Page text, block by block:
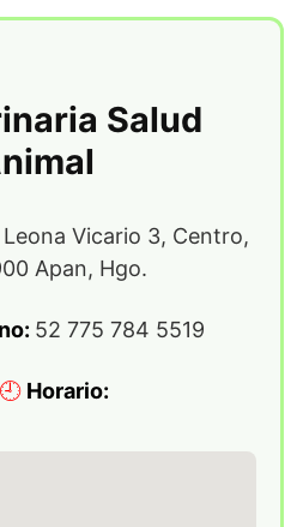
Salud
Leona Vicario 3, Centro,
Apan, Hgo.
52 775 784 5519
Horario: